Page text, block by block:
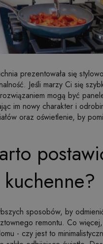
prezentowała się
Jeśli marzy Ci się
mogą być
im nowy charakter i
oraz oświetlenie, by
kuchenne?
sposobów, by
remontu. Co
- czy jest to